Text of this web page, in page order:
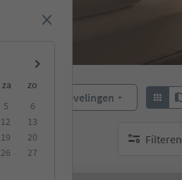
za
zo
5
6
12
13
19
20
26
27
Aanbevelingen
Filteren
1 actief filter